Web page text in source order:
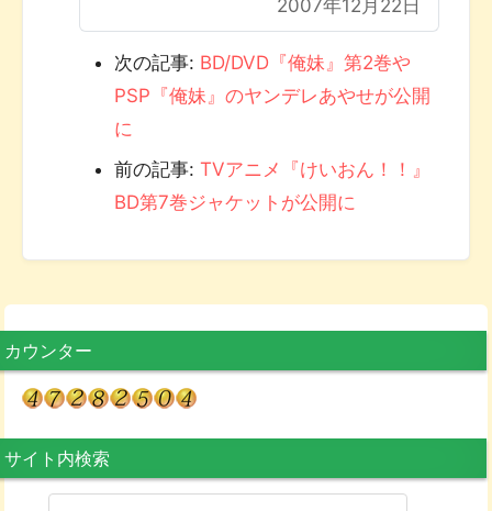
2007年12月22日
次の記事: BD/DVD『俺妹』第2巻や
PSP『俺妹』のヤンデレあやせが公開
に
前の記事: TVアニメ『けいおん！！』
BD第7巻ジャケットが公開に
カウンター
サイト内検索